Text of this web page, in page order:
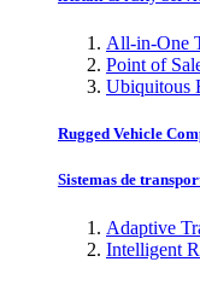
All-in-One
Point of
Ubiquitous
Rugged Vehicle
Sistemas de
Adaptive
Intelligent